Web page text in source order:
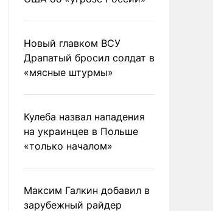
Новый главком ВСУ
Драпатый бросил солдат в
«мясные штурмы»
Кулеба назвал нападения
на украинцев в Польше
«только началом»
Максим Галкин добавил в
зарубежный райдер